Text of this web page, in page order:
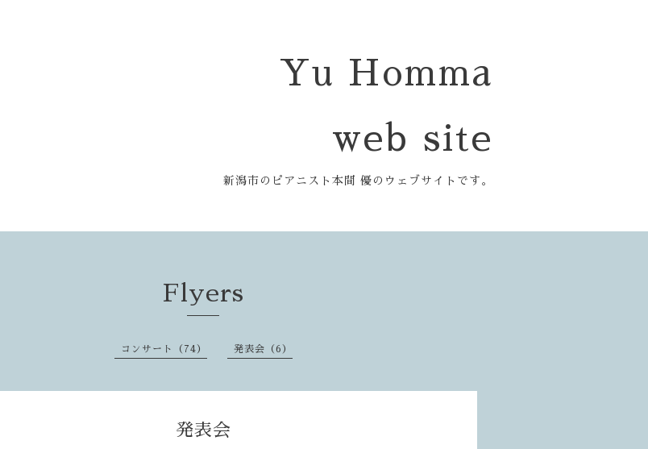
Yu Homma
web site
新潟市のピアニスト本間 優のウェブサイトです。
Flyers
コンサート（74） 発表会（6）
発表会